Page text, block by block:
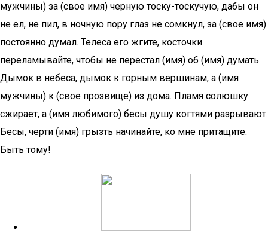
мужчины) за (свое имя) черную тоску-тоскучую, дабы он
не ел, не пил, в ночную пору глаз не сомкнул, за (свое имя)
постоянно думал. Телеса его жгите, косточки
переламывайте, чтобы не перестал (имя) об (имя) думать.
Дымок в небеса, дымок к горным вершинам, а (имя
мужчины) к (свое прозвище) из дома. Пламя солюшку
сжирает, а (имя любимого) бесы душу когтями разрывают.
Бесы, черти (имя) грызть начинайте, ко мне притащите.
Быть тому!